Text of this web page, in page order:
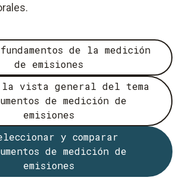
de la medición
de emisiones
vista general del tema
de medición de
emisiones
y comparar
de medición de
emisiones